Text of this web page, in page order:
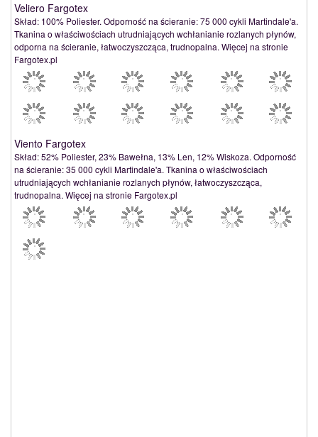
Veliero Fargotex
Skład: 100% Poliester. Odporność na ścieranie: 75 000 cykli Martindale'a.
Tkanina o właściwościach utrudniających wchłanianie rozlanych płynów,
odporna na ścieranie, łatwoczyszcząca, trudnopalna. Więcej na stronie
Fargotex.pl
Viento Fargotex
Skład: 52% Poliester, 23% Bawełna, 13% Len, 12% Wiskoza. Odporność
na ścieranie: 35 000 cykli Martindale'a. Tkanina o właściwościach
utrudniających wchłanianie rozlanych płynów, łatwoczyszcząca,
trudnopalna. Więcej na stronie Fargotex.pl